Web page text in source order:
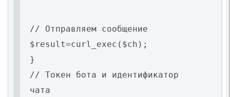
// Отправляем сообщение
$result=curl_exec($ch);
}
// Токен бота и идентификатор
чата